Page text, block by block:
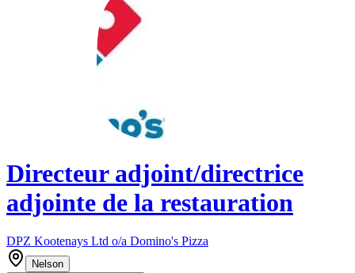
Directeur adjoint/directrice
adjointe de la restauration
DPZ Kootenays Ltd o/a Domino's Pizza
Nelson